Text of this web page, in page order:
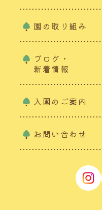
園の取り組み
ブログ・
新着情報
入園のご案内
お問い合わせ